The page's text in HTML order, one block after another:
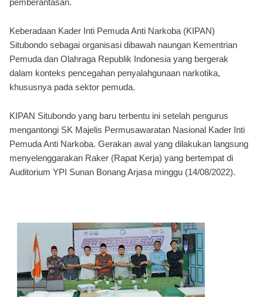
pemberantasan.
Keberadaan Kader Inti Pemuda Anti Narkoba (KIPAN)
Situbondo sebagai organisasi dibawah naungan Kementrian
Pemuda dan Olahraga Republik Indonesia yang bergerak
dalam konteks pencegahan penyalahgunaan narkotika,
khususnya pada sektor pemuda.
KIPAN Situbondo yang baru terbentu ini setelah pengurus
mengantongi SK Majelis Permusawaratan Nasional Kader Inti
Pemuda Anti Narkoba. Gerakan awal yang dilakukan langsung
menyelenggarakan Raker (Rapat Kerja) yang bertempat di
Auditorium YPI Sunan Bonang Arjasa minggu (14/08/2022).